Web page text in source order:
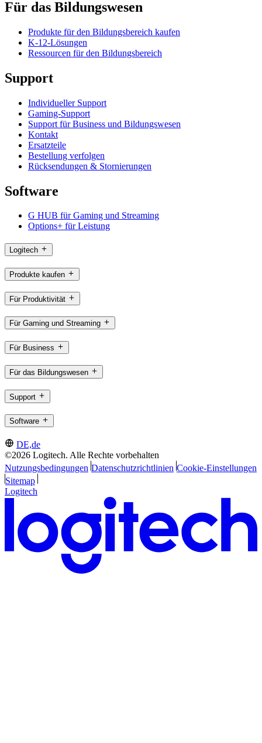
Für das Bildungswesen
Produkte für den Bildungsbereich kaufen
K-12-Lösungen
Ressourcen für den Bildungsbereich
Support
Individueller Support
Gaming-Support
Support für Business und Bildungswesen
Kontakt
Ersatzteile
Bestellung verfolgen
Rücksendungen & Stornierungen
Software
G HUB für Gaming und Streaming
Options+ für Leistung
Logitech
Produkte kaufen
Für Produktivität
Für Gaming und Streaming
Für Business
Für das Bildungswesen
Support
Software
DE,de
©2026 Logitech. Alle Rechte vorbehalten
Nutzungsbedingungen Datenschutzrichtlinien Cookie-Einstellungen
Sitemap
Logitech